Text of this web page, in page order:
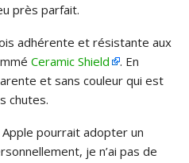
près parfait.
adhérente et résistante aux
Ceramic Shield
. En
et sans couleur qui est
chutes.
pourrait adopter un
je n’ai pas de